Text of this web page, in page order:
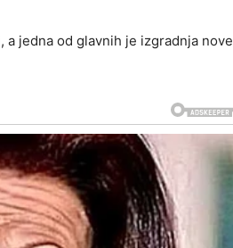
jedna od glavnih je izgradnja nove